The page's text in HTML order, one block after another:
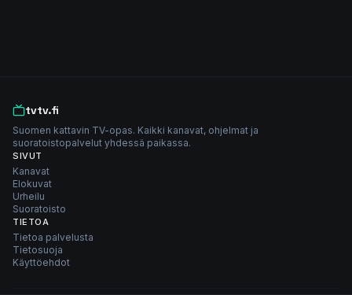
tvtv.fi
Suomen kattavin TV-opas. Kaikki kanavat, ohjelmat ja
suoratoistopalvelut yhdessä paikassa.
SIVUT
Kanavat
Elokuvat
Urheilu
Suoratoisto
TIETOA
Tietoa palvelusta
Tietosuoja
Käyttöehdot